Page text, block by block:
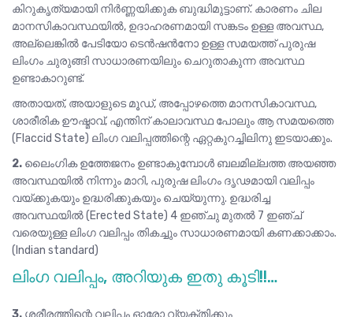
കിറുകൃത്യമായി നിർണ്ണയിക്കുക ബുദ്ധിമുട്ടാണ്. കാരണം ചില
മാനസികാവസ്ഥയിൽ, ഉദാഹരണമായി സങ്കടം ഉള്ള അവസ്ഥ,
അല്ലെങ്കിൽ പേടിയോ ടെൻഷൻനോ ഉള്ള സമയത്ത് പുരുഷ
ലിംഗം ചുരുങ്ങി സാധാരണയിലും ചെറുതാകുന്ന അവസ്ഥ
ഉണ്ടാകാറുണ്ട്.
അതായത്, അയാളുടെ മൂഡ്, അപ്പോഴത്തെ മാനസികാവസ്ഥ,
ശാരീരിക ഊഷ്മാവ്, എന്തിന് കാലാവസ്ഥ പോലും ആ സമയത്തെ
(Flaccid State) ലിംഗ വലിപ്പത്തിന്റെ ഏറ്റകുറച്ചിലിനു ഇടയാക്കും.
2. ലൈംഗിക ഉത്തേജനം ഉണ്ടാകുമ്പോൾ ബലമില്ലത്ത അയഞ്ഞ
അവസ്ഥയിൽ നിന്നും മാറി, പുരുഷ ലിംഗം ദൃഢമായി വലിപ്പം
വയ്ക്കുകയും ഉദ്ധരിക്കുകയും ചെയ്യുന്നു. ഉദ്ധരിച്ച
അവസ്ഥയിൽ (Erected State) 4 ഇഞ്ചു മുതൽ 7 ഇഞ്ച്
വരെയുള്ള ലിംഗ വലിപ്പം തികച്ചും സാധാരണമായി കണക്കാക്കാം.
(Indian standard)
ലിംഗ വലിപ്പം, അറിയുക ഇതു കൂടി!!…